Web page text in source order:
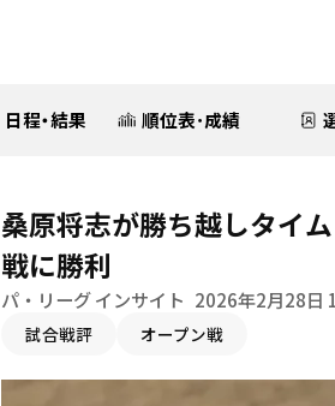
日程・結果 順位表･成績
桑原将志が勝ち越しタイ
戦に勝利
パ・リーグ インサイト 2026年2月28日
試合戦評 オープン戦